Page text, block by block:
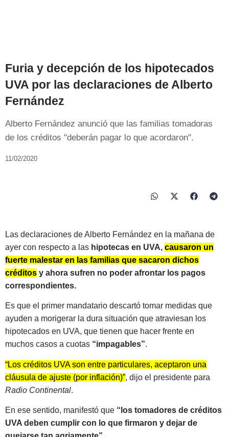
Furia y decepción de los hipotecados
UVA por las declaraciones de Alberto
Fernández
Alberto Fernández anunció que las familias tomadoras
de los créditos "deberán pagar lo que acordaron".
11/02/2020
Las declaraciones de Alberto Fernández en la mañana de
ayer con respecto a las hipotecas en UVA, causaron un
fuerte malestar en las familias que sacaron dichos
créditos y ahora sufren no poder afrontar los pagos
correspondientes.
Es que el primer mandatario descartó tomar medidas que
ayuden a morigerar la dura situación que atraviesan los
hipotecados en UVA, que tienen que hacer frente en
muchos casos a cuotas “impagables”.
“Los créditos UVA son entre particulares, aceptaron una
cláusula de ajuste (por inflación)”, dijo el presidente para
Radio Continental.
En ese sentido, manifestó que “los tomadores de créditos
UVA deben cumplir con lo que firmaron y dejar de